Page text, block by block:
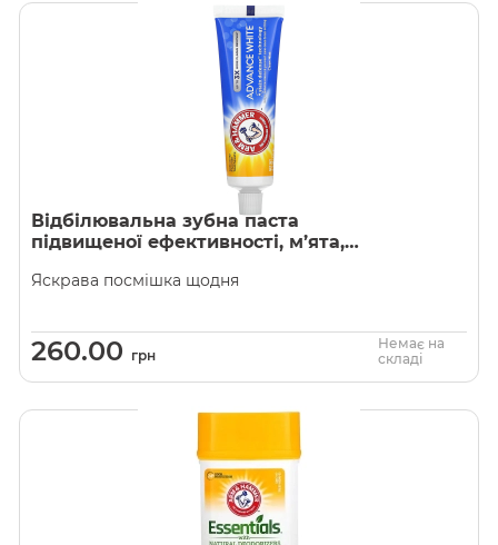
Відбілювальна зубна паста
підвищеної ефективності, м’ята,
Яскрава посмішка щодня
260.00 грн
Немає на
складі